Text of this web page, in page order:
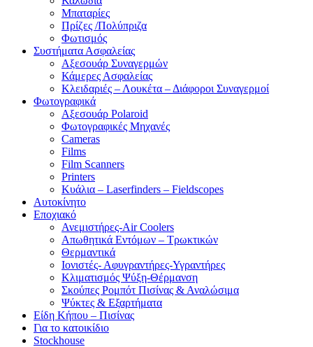
Μπαταρίες
Πρίζες /Πολύπριζα
Φωτισμός
Συστήματα Ασφαλείας
Αξεσουάρ Συναγερμών
Κάμερες Ασφαλείας
Κλειδαριές – Λουκέτα – Διάφοροι Συναγερμοί
Φωτογραφικά
Αξεσουάρ Polaroid
Φωτογραφικές Μηχανές
Cameras
Films
Film Scanners
Printers
Κυάλια – Laserfinders – Fieldscopes
Αυτοκίνητο
Εποχιακό
Ανεμιστήρες-Air Coolers
Απωθητικά Εντόμων – Τρωκτικών
Θερμαντικά
Ιονιστές- Αφυγραντήρες-Υγραντήρες
Κλιματισμός Ψύξη-Θέρμανση
Σκούπες Ρομπότ Πισίνας & Αναλώσιμα
Ψύκτες & Εξαρτήματα
Είδη Κήπου – Πισίνας
Για το κατοικίδιο
Stockhouse